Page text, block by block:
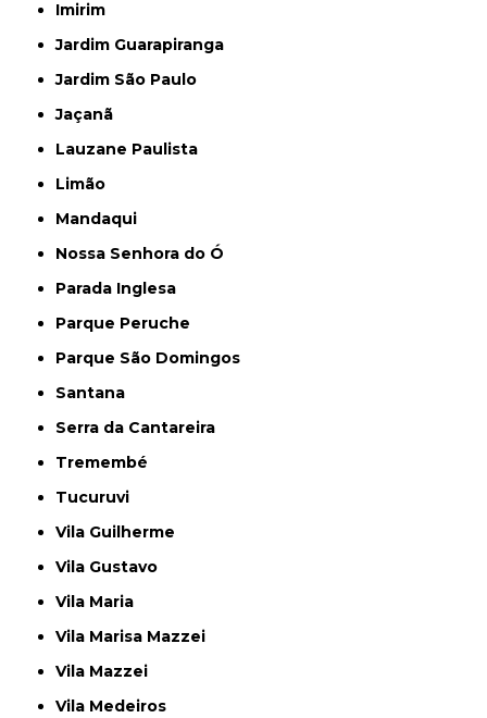
Imirim
Jardim Guarapiranga
Jardim São Paulo
Jaçanã
Lauzane Paulista
Limão
Mandaqui
Nossa Senhora do Ó
Parada Inglesa
Parque Peruche
Parque São Domingos
Santana
Serra da Cantareira
Tremembé
Tucuruvi
Vila Guilherme
Vila Gustavo
Vila Maria
Vila Marisa Mazzei
Vila Mazzei
Vila Medeiros